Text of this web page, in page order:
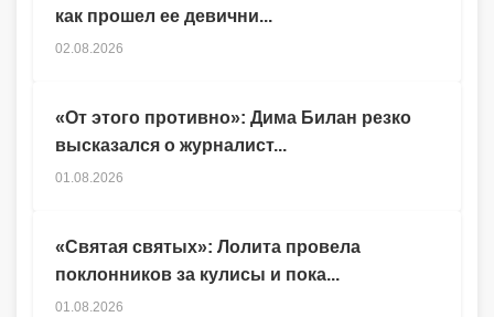
как прошел ее девични...
02.08.2026
«От этого противно»: Дима Билан резко
высказался о журналист...
01.08.2026
«Святая святых»: Лолита провела
поклонников за кулисы и пока...
01.08.2026